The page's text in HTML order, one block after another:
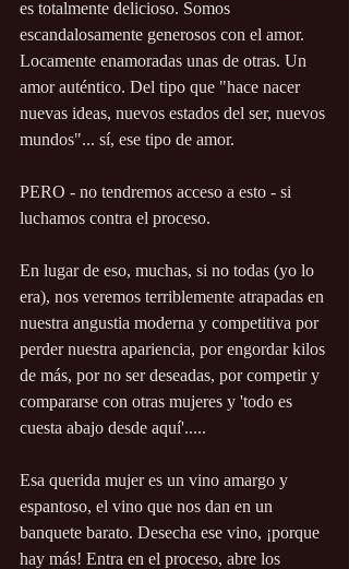
es totalmente delicioso. Somos
escandalosamente generosos con el amor.
Locamente enamoradas unas de otras. Un
amor auténtico. Del tipo que "hace nacer
nuevas ideas, nuevos estados del ser, nuevos
mundos"... sí, ese tipo de amor.
PERO - no tendremos acceso a esto - si
luchamos contra el proceso.
En lugar de eso, muchas, si no todas (yo lo
era), nos veremos terriblemente atrapadas en
nuestra angustia moderna y competitiva por
perder nuestra apariencia, por engordar kilos
de más, por no ser deseadas, por competir y
compararse con otras mujeres y 'todo es
cuesta abajo desde aquí'.....
Esa querida mujer es un vino amargo y
espantoso, el vino que nos dan en un
banquete barato. Desecha ese vino, ¡porque
hay más! Entra en el proceso, abre los